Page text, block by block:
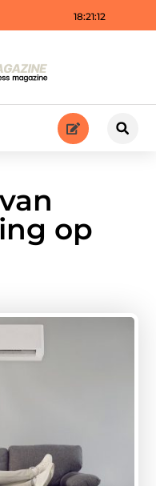
18:21:14
op